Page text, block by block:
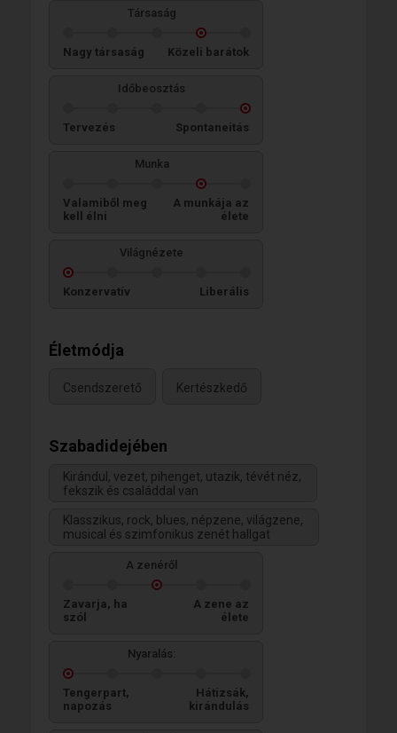
Társaság
Nagy társaság Közeli barátok
Időbeosztás
Tervezés Spontaneitás
Munka
Valamiből meg
kell élni
A munkája az
élete
Világnézete
Konzervatív Liberális
Életmódja
Csendszerető Kertészkedő
Szabadidejében
Kirándul, vezet, pihenget, utazik, tévét néz,
fekszik és családdal van
Klasszikus, rock, blues, népzene, világzene,
musical és szimfonikus zenét hallgat
A zenéről
Zavarja, ha
szól
A zene az
élete
Nyaralás:
Tengerpart,
napozás
Hátizsák,
kirándulás